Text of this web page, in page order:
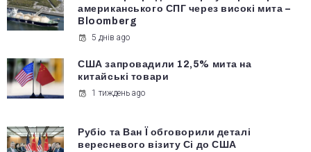
американського СПГ через високі мита –
Bloomberg
5 днів ago
США запровадили 12,5% мита на
китайські товари
1 тиждень ago
Рубіо та Ван Ї обговорили деталі
вересневого візиту Сі до США